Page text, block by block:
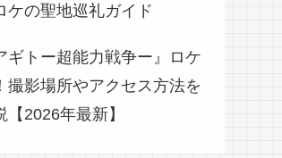
ケの聖地巡礼ガイド
ギトー超能力戦争ー』ロケ
撮影場所やアクセス方法を
【2026年最新】